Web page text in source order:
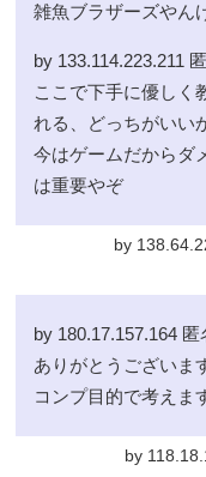
雑魚ブラザーズやん
by 133.114.223.211
ここで下手に優しく
れる、どっちがいい
今はゲームだからダ
は重要やぞ
by
by 180.17.157.164 匿
ありがとうございま
コンプ目的で考えま
by